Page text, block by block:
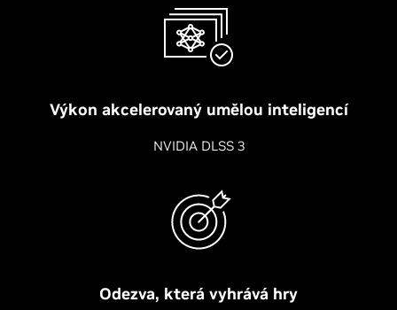
Výkon akcelerovaný umělou inteligencí
NVIDIA DLSS 3
Odezva, která vyhrává hry